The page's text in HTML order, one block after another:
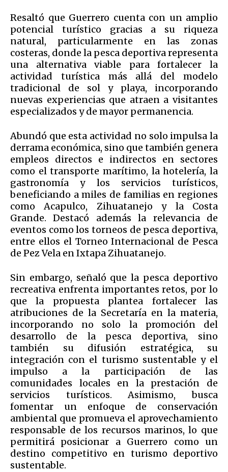
Resaltó que Guerrero cuenta con un amplio
potencial turístico gracias a su riqueza
natural, particularmente en las zonas
costeras, donde la pesca deportiva representa
una alternativa viable para fortalecer la
actividad turística más allá del modelo
tradicional de sol y playa, incorporando
nuevas experiencias que atraen a visitantes
especializados y de mayor permanencia.
Abundó que esta actividad no solo impulsa la
derrama económica, sino que también genera
empleos directos e indirectos en sectores
como el transporte marítimo, la hotelería, la
gastronomía y los servicios turísticos,
beneficiando a miles de familias en regiones
como Acapulco, Zihuatanejo y la Costa
Grande. Destacó además la relevancia de
eventos como los torneos de pesca deportiva,
entre ellos el Torneo Internacional de Pesca
de Pez Vela en Ixtapa Zihuatanejo.
Sin embargo, señaló que la pesca deportivo
recreativa enfrenta importantes retos, por lo
que la propuesta plantea fortalecer las
atribuciones de la Secretaría en la materia,
incorporando no solo la promoción del
desarrollo de la pesca deportiva, sino
también su difusión estratégica, su
integración con el turismo sustentable y el
impulso a la participación de las
comunidades locales en la prestación de
servicios turísticos. Asimismo, busca
fomentar un enfoque de conservación
ambiental que promueva el aprovechamiento
responsable de los recursos marinos, lo que
permitirá posicionar a Guerrero como un
destino competitivo en turismo deportivo
sustentable.